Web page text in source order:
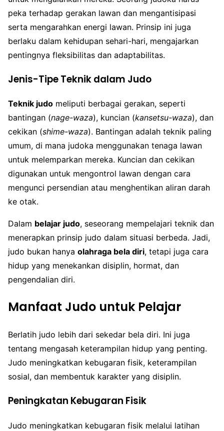
peka terhadap gerakan lawan dan mengantisipasi
serta mengarahkan energi lawan. Prinsip ini juga
berlaku dalam kehidupan sehari-hari, mengajarkan
pentingnya fleksibilitas dan adaptabilitas.
Jenis-Tipe Teknik dalam Judo
Teknik judo meliputi berbagai gerakan, seperti
bantingan (nage-waza), kuncian (kansetsu-waza), dan
cekikan (shime-waza). Bantingan adalah teknik paling
umum, di mana judoka menggunakan tenaga lawan
untuk melemparkan mereka. Kuncian dan cekikan
digunakan untuk mengontrol lawan dengan cara
mengunci persendian atau menghentikan aliran darah
ke otak.
Dalam belajar judo, seseorang mempelajari teknik dan
menerapkan prinsip judo dalam situasi berbeda. Jadi,
judo bukan hanya olahraga bela diri, tetapi juga cara
hidup yang menekankan disiplin, hormat, dan
pengendalian diri.
Manfaat Judo untuk Pelajar
Berlatih judo lebih dari sekedar bela diri. Ini juga
tentang mengasah keterampilan hidup yang penting.
Judo meningkatkan kebugaran fisik, keterampilan
sosial, dan membentuk karakter yang disiplin.
Peningkatan Kebugaran Fisik
Judo meningkatkan kebugaran fisik melalui latihan